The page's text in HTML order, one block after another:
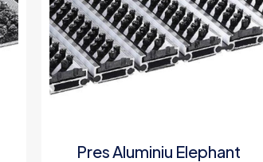
Pres Aluminiu Elephant